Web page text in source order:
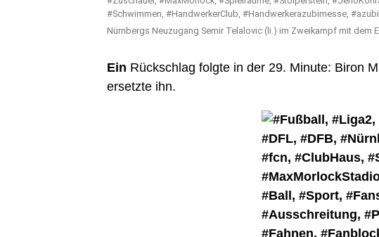
Nürnbergs Neuzugang Semir Telalovic (li.) im Zweikampf mit dem
Ein Rückschlag folgte in der 29. Minute: Biron
ersetzte ihn.